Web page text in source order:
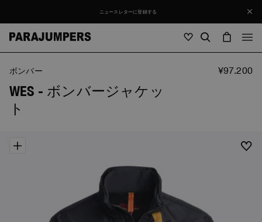
メンズ
ジャケット
全て見る
ウィメンズ
ダウンジャケット
バッグ・バッグパック
Masterpiece
キッズ
ニュースレターに登録する
メンズ ウィメンズ キッズ
ボンバー ¥97.200
WES - ボンバージャケッ
ト